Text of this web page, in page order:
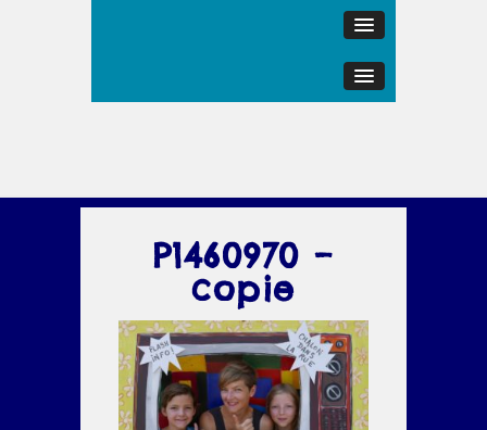
P1460970 –
copie